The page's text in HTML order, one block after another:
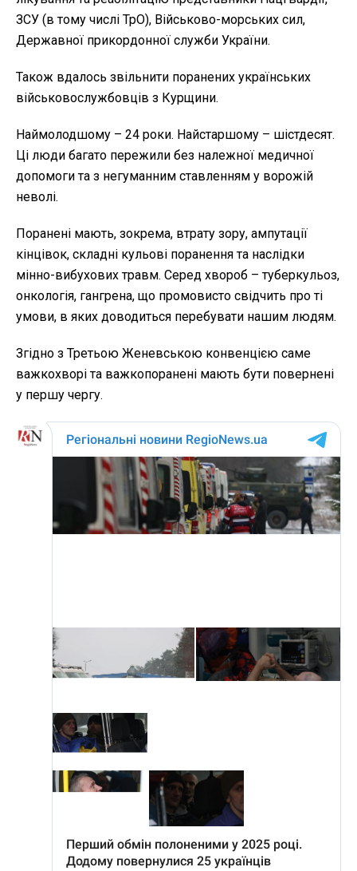
ЗСУ (в тому числі ТрО), Військово-морських сил,
Державної прикордонної служби України.
Також вдалось звільнити поранених українських
військовослужбовців з Курщини.
Наймолодшому – 24 роки. Найстаршому – шістдесят.
Ці люди багато пережили без належної медичної
допомоги та з негуманним ставленням у ворожій
неволі.
Поранені мають, зокрема, втрату зору, ампутації
кінцівок, складні кульові поранення та наслідки
мінно-вибухових травм. Серед хвороб – туберкульоз,
онкологія, гангрена, що промовисто свідчить про ті
умови, в яких доводиться перебувати нашим людям.
Згідно з Третьою Женевською конвенцією саме
важкохворі та важкопоранені мають бути повернені
у першу чергу.